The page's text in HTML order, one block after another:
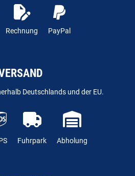
Rechnung PayPal
Deutschlands und der EU.
Fuhrpark Abholung